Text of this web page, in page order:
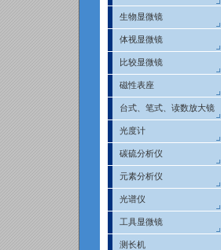
生物显微镜
体视显微镜
比较显微镜
磁性表座
台式、笔式、读数放大镜
光度计
碳硫分析仪
元素分析仪
光谱仪
工具显微镜
测长机